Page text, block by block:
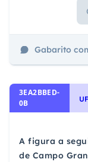
Gabarito
3EA2BBED-
0B
A figura a
de Campo